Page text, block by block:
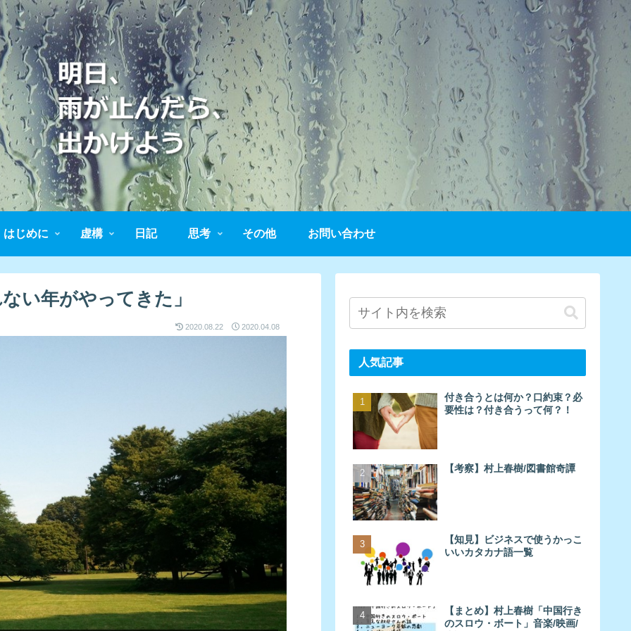
はじめに 虚構 日記 思考 その他 お問い合わせ
い年がやってきた」
2020.08.22 2020.04.08
人気記事
付き合うとは何か？口約束？必
要性は？付き合うって何？！
【考察】村上春樹/図書館奇譚
【知見】ビジネスで使うかっこ
いいカタカナ語一覧
【まとめ】村上春樹「中国行き
のスロウ・ボート」音楽/映画/